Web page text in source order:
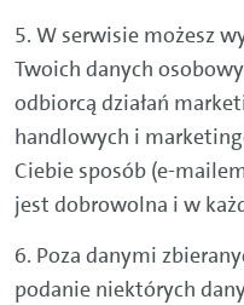
5. W serwisie możesz
Twoich danych
odbiorcą działań
handlowych i
Ciebie sposób (e-
jest dobrowolna i w
6. Poza danymi
podanie niektórych